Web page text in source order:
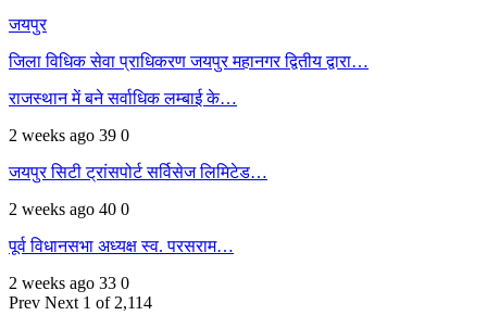
जयपुर
जिला विधिक सेवा प्राधिकरण जयपुर महानगर द्वितीय द्वारा…
राजस्थान में बने सर्वाधिक लम्बाई के…
2 weeks ago 39 0
जयपुर सिटी ट्रांसपोर्ट सर्विसेज लिमिटेड…
2 weeks ago 40 0
पूर्व विधानसभा अध्यक्ष स्व. परसराम…
2 weeks ago 33 0
Prev Next 1 of 2,114